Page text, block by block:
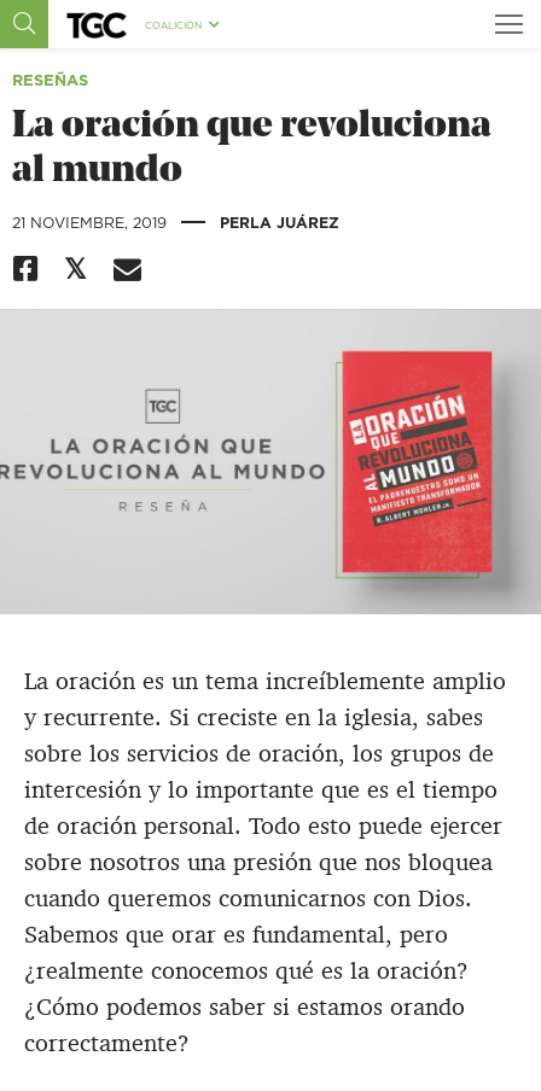
COALICIÓN
RESEÑAS
La oración que revoluciona
al mundo
21 NOVIEMBRE, 2019 | PERLA JUÁREZ
La oración es un tema increíblemente amplio
y recurrente. Si creciste en la iglesia, sabes
sobre los servicios de oración, los grupos de
intercesión y lo importante que es el tiempo
de oración personal. Todo esto puede ejercer
sobre nosotros una presión que nos bloquea
cuando queremos comunicarnos con Dios.
Sabemos que orar es fundamental, pero
¿realmente conocemos qué es la oración?
¿Cómo podemos saber si estamos orando
correctamente?